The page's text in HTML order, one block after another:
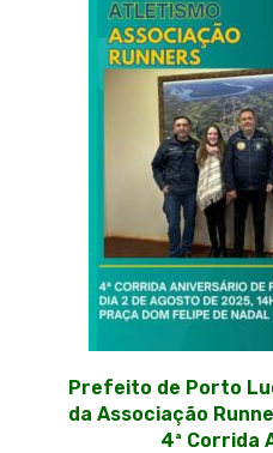
Prefeito de Porto
da Associação
4ª Corrida